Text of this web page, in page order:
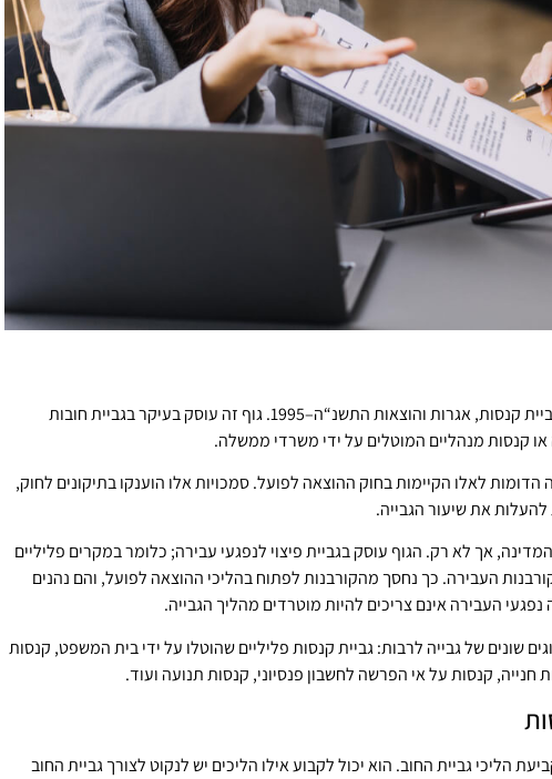
גוף זה הוקם בשנת 1995, מתוקף חוק המרכז לגביית קנסות, אגרות והוצאות התשנ“ה–1995. גוף זה עוסק בעיקר בגביית חובות
קנסות מנהליים המוטלים על ידי משרדי ממשלה.
הדומות לאלו הקיימות בחוק ההוצאה לפועל. סמכויות אלו הוענקו בתיקונים לחוק,
את שיעור הגבייה.
אך לא רק. הגוף עוסק בגביית פיצוי לנפגעי עבירה; כלומר במקרים פליליים
העבירה. כך נחסך מהקורבנות לפתוח בהליכי ההוצאה לפועל, והם נהנים
העבירה אינם צריכים להיות מוטרדים מהליך הגבייה.
שונים של גבייה לרבות: גביית קנסות פליליים שהוטלו על ידי בית המשפט, קנסות
חנייה, קנסות על אי הפרשה לחשבון פנסיוני, קנסות תנועה ועוד.
הליכי גביית החוב. הוא יכול לקבוע אילו הליכים יש לנקוט לצורך גביית החוב
מקצוען אמין אדיב והכי חשוב סבלני ונלחמם
ממליץ מאוד